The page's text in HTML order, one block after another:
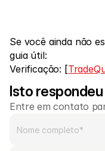
Metais
Ações
Energias
Se você ainda não
guia útil:
Verificação: [
Isto
Entre em contato